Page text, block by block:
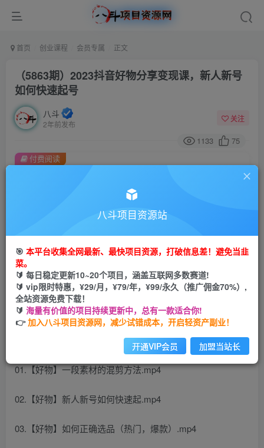
首页 创业课程 会员专属 正文
（5863期）2023抖音好物分享变现课，新人新号
如何快速起号
八斗
2年前发布
关注
1133 75
此内容为付费阅读，请付费后查看
会员专属资源
您暂无购买权限，请先开通会员
开通会员
付费阅读
01.【好物】一段素材的混剪方法.mp4
02.【好物】新人新号如何快速起.mp4
03.【好物】如何正确选品（热门，爆款）.mp4
八斗项目资源站
🎯 本平台收集全网最新、最快项目资源，打破信息差！避免当韭
菜。
🔰 每日稳定更新10~20个项目，涵盖互联网多数赛道!
🔰 vip限时特惠，¥29/月，¥79/年，¥99/永久（推广佣金70%）,
全站资源免费下载！
🔰 海量有价值的项目持续更新中，总有一款适合你!
👉加入八斗项目资源网，减少试错成本，开启轻资产副业！
开通VIP会员 加盟当站长